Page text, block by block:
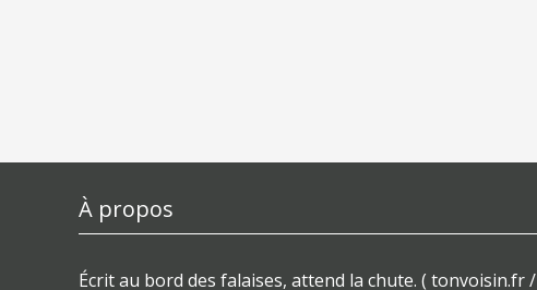
À propos
Écrit au bord des falaises, attend la chute. ( tonvoisin.fr /